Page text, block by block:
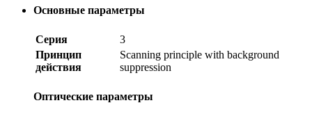
Основные параметры
Серия
3
Принцип
действия
Scanning principle with background
suppression
Оптические параметры